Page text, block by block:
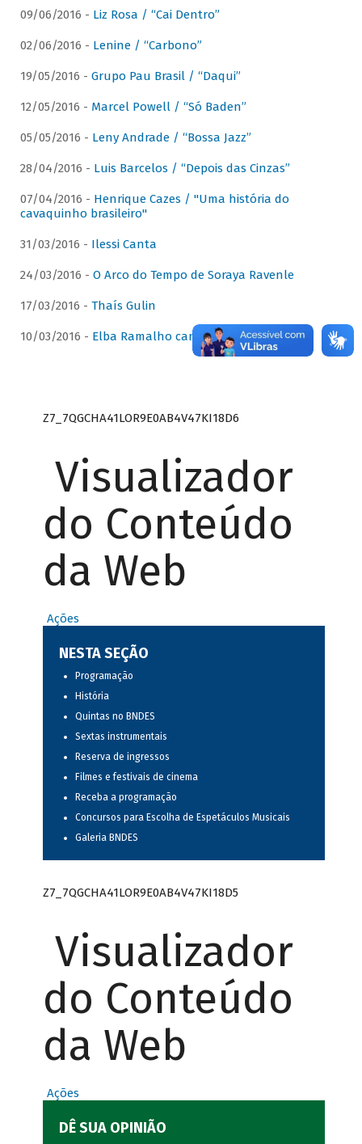
09/06/2016 - Liz Rosa / “Cai Dentro”
02/06/2016 - Lenine / “Carbono”
19/05/2016 - Grupo Pau Brasil / “Daqui”
12/05/2016 - Marcel Powell / “Só Baden”
05/05/2016 - Leny Andrade / “Bossa Jazz”
28/04/2016 - Luis Barcelos / “Depois das Cinzas”
07/04/2016 - Henrique Cazes / "Uma história do
cavaquinho brasileiro"
31/03/2016 - Ilessi Canta
24/03/2016 - O Arco do Tempo de Soraya Ravenle
17/03/2016 - Thaís Gulin
10/03/2016 - Elba Ramalho canta Dominguinhos
Z7_7QGCHA41LOR9E0AB4V47KI18D6
Visualizador
do Conteúdo
da Web
Ações
NESTA SEÇÃO
Programação
História
Quintas no BNDES
Sextas instrumentais
Reserva de ingressos
Filmes e festivais de cinema
Receba a programação
Concursos para Escolha de Espetáculos Musicais
Galeria BNDES
Z7_7QGCHA41LOR9E0AB4V47KI18D5
Visualizador
do Conteúdo
da Web
Ações
DÊ SUA OPINIÃO